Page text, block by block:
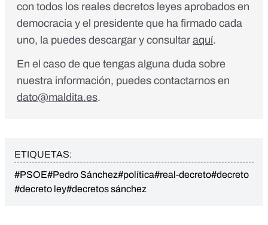
con todos los reales decretos leyes aprobados en
democracia y el presidente que ha firmado cada
uno, la puedes descargar y consultar aquí.
En el caso de que tengas alguna duda sobre
nuestra información, puedes contactarnos en
dato@maldita.es.
ETIQUETAS:
#PSOE#Pedro Sánchez#política#real-decreto#decreto
#decreto ley#decretos sánchez